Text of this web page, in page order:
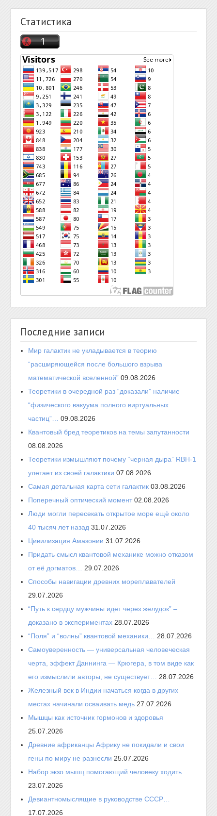
Статистика
Последние записи
Мир галактик не укладывается в теорию
“расширяющейся после большого взрыва
математической вселенной” 09.08.2026
Теоретики в очередной раз “доказали” наличие
“физического вакуума полного виртуальных
частиц”…
09.08.2026
Квантовый бред теоретиков на темы запутанности
08.08.2026
Теоретики измышляют почему “черная дыра” RBH-1
улетает из своей галактики 07.08.2026
Самая детальная карта сети галактик 03.08.2026
Поперечный оптический момент 02.08.2026
Люди могли пересекать открытое море ещё около
40 тысяч лет назад 31.07.2026
Цивилизация Амазонии 31.07.2026
Придать смысл квантовой механике можно отказом
от её догматов…
29.07.2026
Способы навигации древних мореплавателей
29.07.2026
“Путь к сердцу мужчины идет через желудок” –
доказано в экспериментах 28.07.2026
“Поля” и “волны” квантовой механики…
28.07.2026
Самоуверенность — универсальная человеческая
черта, эффект Даннинга — Крюгера, в том виде как
его измыслили авторы, не существует…
28.07.2026
Железный век в Индии начаться когда в других
местах начинали осваивать медь 27.07.2026
Мышцы как источник гормонов и здоровья
25.07.2026
Древние африканцы Африку не покидали и свои
гены по миру не разнесли 25.07.2026
Набор экзо мышц помогающий человеку ходить
23.07.2026
Девиантномыслящие в руководстве СССР…
17.07.2026